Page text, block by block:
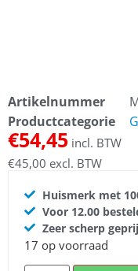
Artikelnummer
Productcategorie
€54,45 incl. BTW
€45,00 excl. BTW
Huismerk met
Voor 12.00
Zeer scherp
17 op voorraad